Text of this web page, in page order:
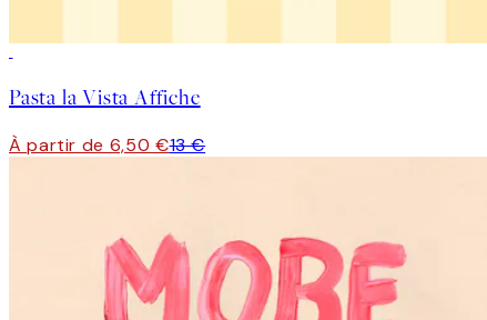
Pasta la Vista Affiche
À partir de 6,50 €13 €